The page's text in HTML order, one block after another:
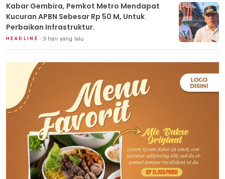
Kabar Gembira, Pemkot Metro Mendapat
Kucuran APBN Sebesar Rp 50 M, Untuk
Perbaikan Infrastruktur.
HEADLINE 3 hari yang lalu